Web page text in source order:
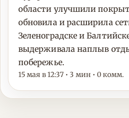
области улучшили
обновила и расширила
Зеленоградске и
выдерживала наплыв
побережье.
15 мая в 12:37 • 3 мин • 0 комм.